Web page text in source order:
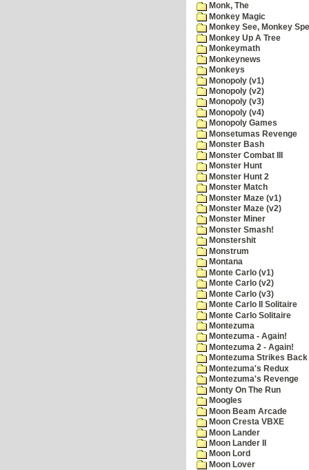
Monk, The
Monkey Magic
Monkey See, Monkey
Monkey Up A Tree
Monkeymath
Monkeynews
Monkeys
Monopoly (v1)
Monopoly (v2)
Monopoly (v3)
Monopoly (v4)
Monopoly Games
Monsetumas Revenge
Monster Bash
Monster Combat III
Monster Hunt
Monster Hunt 2
Monster Match
Monster Maze (v1)
Monster Maze (v2)
Monster Miner
Monster Smash!
Monstershit
Monstrum
Montana
Monte Carlo (v1)
Monte Carlo (v2)
Monte Carlo (v3)
Monte Carlo II Solitaire
Monte Carlo Solitaire
Montezuma
Montezuma - Again!
Montezuma 2 - Again!
Montezuma Strikes Back
Montezuma's Redux
Montezuma's Revenge
Monty On The Run
Moogles
Moon Beam Arcade
Moon Cresta VBXE
Moon Lander
Moon Lander II
Moon Lord
Moon Lover